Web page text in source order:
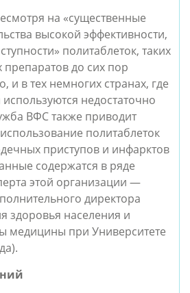
на «существенные
высокой эффективности,
политаблеток, таких
до сих пор
и в тех немногих странах, где
недостаточно
ВФС также приводит
политаблеток
приступов и инфарктов
содержатся в ряде
этой организации —
директора
здоровья населения и
медицины при Университете